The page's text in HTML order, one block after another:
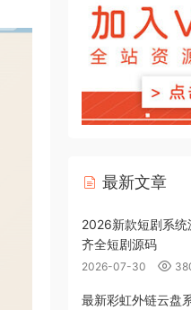
最新文章
2026新款短剧系
齐全短剧源码
2026-07-30
最新彩虹外链云盘